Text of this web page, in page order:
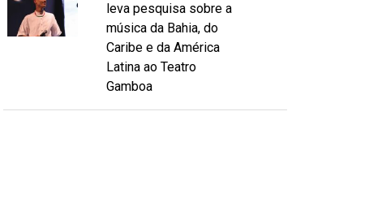
leva pesquisa sobre a
música da Bahia, do
Caribe e da América
Latina ao Teatro
Gamboa